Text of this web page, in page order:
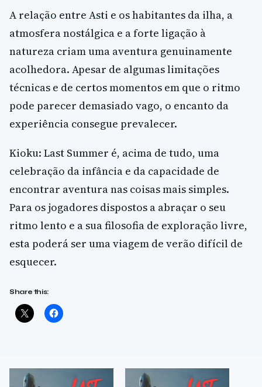
A relação entre Asti e os habitantes da ilha, a
atmosfera nostálgica e a forte ligação à
natureza criam uma aventura genuinamente
acolhedora. Apesar de algumas limitações
técnicas e de certos momentos em que o ritmo
pode parecer demasiado vago, o encanto da
experiência consegue prevalecer.
Kioku: Last Summer é, acima de tudo, uma
celebração da infância e da capacidade de
encontrar aventura nas coisas mais simples.
Para os jogadores dispostos a abraçar o seu
ritmo lento e a sua filosofia de exploração livre,
esta poderá ser uma viagem de verão difícil de
esquecer.
Share this: